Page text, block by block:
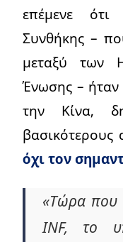
επέμενε
Συνθήκης –
μεταξύ των
Ένωσης – ήταν
την Κίνα,
βασικότερους
όχι τον
«Τώρα που
INF, το